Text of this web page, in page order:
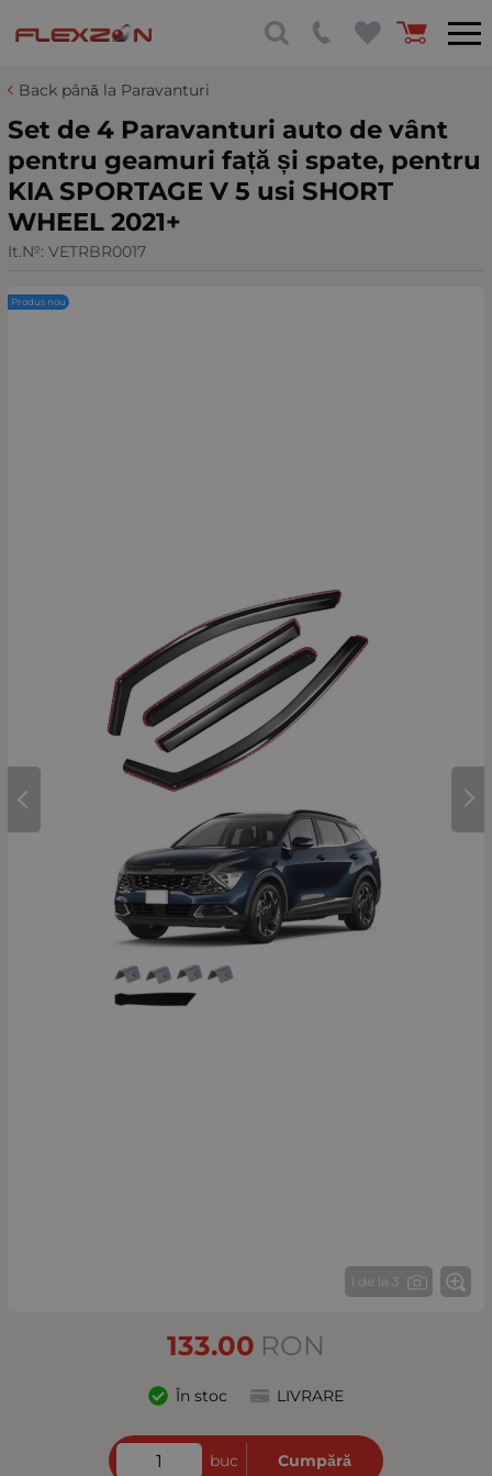
Back până la Paravanturi
Set de 4 Paravanturi auto de vânt
pentru geamuri față și spate, pentru
KIA SPORTAGE V 5 usi SHORT
WHEEL 2021+
It.№: VETRBR0017
1 de la 3
Produs nou
133.00 RON
În stoc LIVRARE
buc Cumpără